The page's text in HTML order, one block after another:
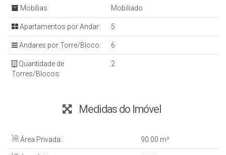
Mobílias: Mobiliado
Apartamentos por Andar: 5
Andares por Torre/Bloco: 6
Quantidade de
Torres/Blocos:
2
Medidas do Imóvel
Área Privada: 90.00 m²